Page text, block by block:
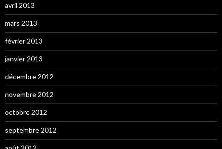
avril 2013
mars 2013
février 2013
janvier 2013
décembre 2012
novembre 2012
octobre 2012
septembre 2012